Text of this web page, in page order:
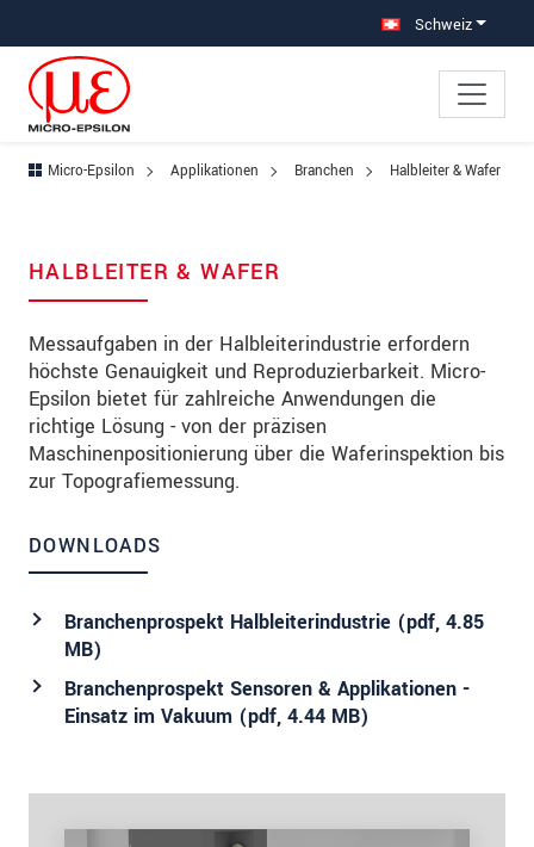
Schweiz
Micro-Epsilon Applikationen Branchen Halbleiter & Wafer
HALBLEITER & WAFER
Messaufgaben in der Halbleiterindustrie erfordern
höchste Genauigkeit und Reproduzierbarkeit. Micro-
Epsilon bietet für zahlreiche Anwendungen die
richtige Lösung - von der präzisen
Maschinenpositionierung über die Waferinspektion bis
zur Topografiemessung.
DOWNLOADS
Branchenprospekt Halbleiterindustrie (pdf, 4.85
MB)
Branchenprospekt Sensoren & Applikationen -
Einsatz im Vakuum (pdf, 4.44 MB)